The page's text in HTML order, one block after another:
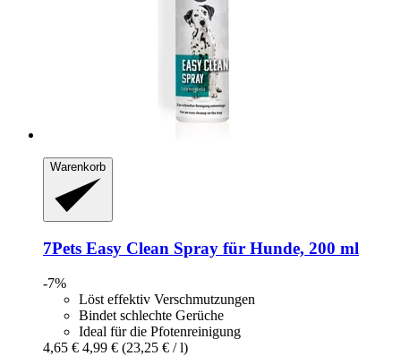
Warenkorb
7Pets Easy Clean Spray für Hunde, 200 ml
-7%
Löst effektiv Verschmutzungen
Bindet schlechte Gerüche
Ideal für die Pfotenreinigung
4,65 € 4,99 € (23,25 € / l)